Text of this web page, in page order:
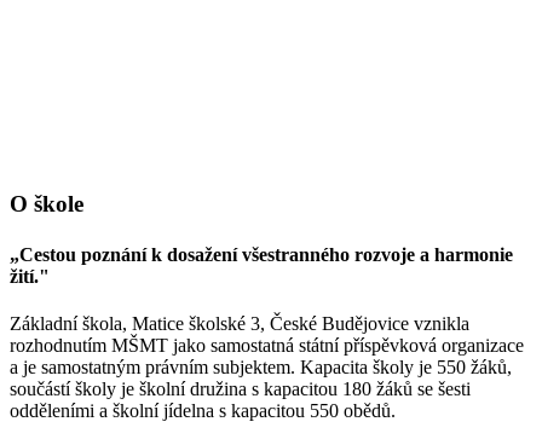
O škole
„Cestou poznání k dosažení všestranného rozvoje a harmonie
žití."
Základní škola, Matice školské 3, České Budějovice vznikla
rozhodnutím MŠMT jako samostatná státní příspěvková organizace
a je samostatným právním subjektem. Kapacita školy je 550 žáků,
součástí školy je školní družina s kapacitou 180 žáků se šesti
odděleními a školní jídelna s kapacitou 550 obědů.